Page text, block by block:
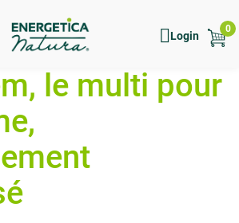
Login
0
le multi pour